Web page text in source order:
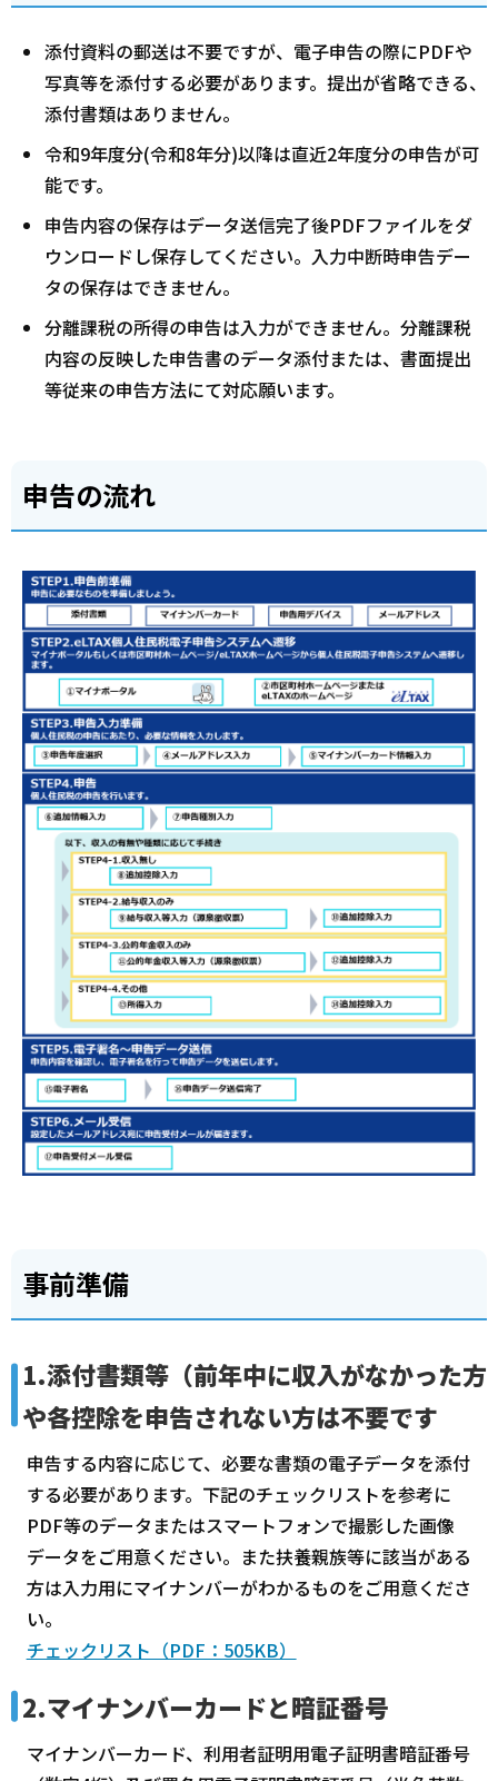
添付資料の郵送は不要ですが、電子申告の際にPDFや
写真等を添付する必要があります。提出が省略できる、
添付書類はありません。
令和9年度分(令和8年分)以降は直近2年度分の申告が可
能です。
申告内容の保存はデータ送信完了後PDFファイルをダ
ウンロードし保存してください。入力中断時申告デー
タの保存はできません。
分離課税の所得の申告は入力ができません。分離課税
内容の反映した申告書のデータ添付または、書面提出
等従来の申告方法にて対応願います。
申告の流れ
事前準備
1.添付書類等（前年中に収入がなかった方
や各控除を申告されない方は不要です
申告する内容に応じて、必要な書類の電子データを添付
する必要があります。下記のチェックリストを参考に
PDF等のデータまたはスマートフォンで撮影した画像
データをご用意ください。また扶養親族等に該当がある
方は入力用にマイナンバーがわかるものをご用意くださ
い。
チェックリスト（PDF：505KB）
2.マイナンバーカードと暗証番号
マイナンバーカード、利用者証明用電子証明書暗証番号